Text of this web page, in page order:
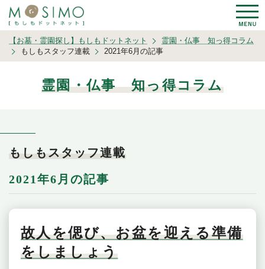
【お墓・霊園探し】もしもドットネット
霊園・仏事 知っ得コラム
もしもスタッフ連載
2021年6月の記事
霊園・仏事 知っ得コラム
もしもスタッフ連載
2021年6月の記事
故人を偲び、お盆を迎える準備
をしましょう